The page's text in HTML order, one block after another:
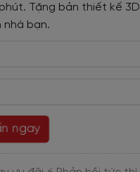
Tặng bản thiết kế 3D
nhà bạn.
ngay